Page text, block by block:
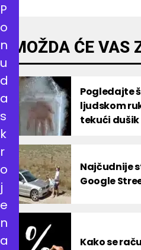
MOŽDA ĆE VAS
Pogledajte
ljudskom
tekući dušik
Najčudnije
Google
Kako se
P
o
n
u
d
a
s
k
r
o
j
e
n
a